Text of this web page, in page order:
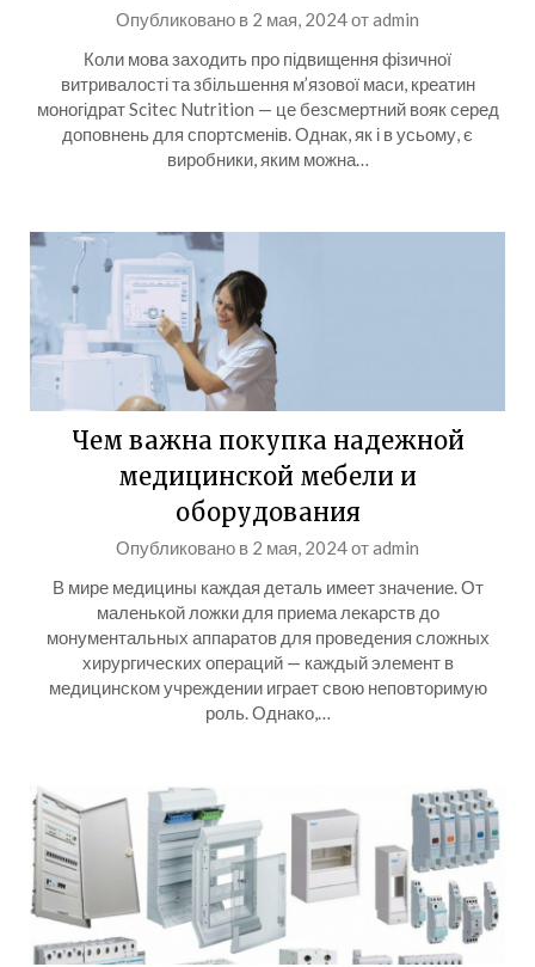
Опубликовано в 2 мая, 2024отadmin
Коли мова заходить про підвищення фізичної
витривалості та збільшення м’язової маси, креатин
моногідрат Scitec Nutrition — це безсмертний вояк серед
доповнень для спортсменів. Однак, як і в усьому, є
виробники, яким можна…
Чем важна покупка надежной
медицинской мебели и
оборудования
Опубликовано в 2 мая, 2024отadmin
В мире медицины каждая деталь имеет значение. От
маленькой ложки для приема лекарств до
монументальных аппаратов для проведения сложных
хирургических операций — каждый элемент в
медицинском учреждении играет свою неповторимую
роль. Однако,…